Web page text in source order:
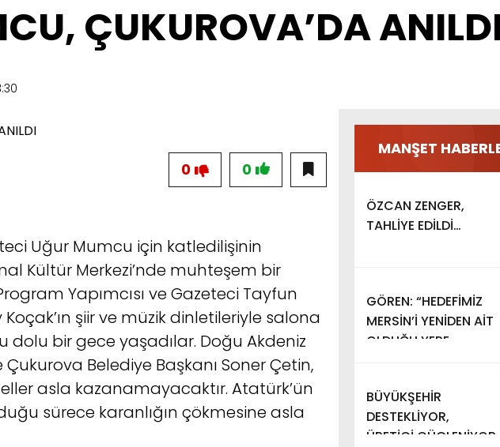
ÇUKUROVA’DA
MANŞET
ÖZCAN ZENGER,
TAHLİYE EDİLDİ…
GÖREN: “HEDEFİMİZ
MERSİN’İ YENİDEN AİT
OLDUĞU YERE
BÜYÜKŞEHİR
DESTEKLİYOR,
ÜRETİCİ GÜÇLENİYOR
0
0
Uğur Mumcu için katledilişinin
Kültür Merkezi’nde muhteşem bir
Yapımcısı ve Gazeteci Tayfun
şiir ve müzik dinletileriyle salona
bir gece yaşadılar. Doğu Akdeniz
Çukurova Belediye Başkanı Soner Çetin,
asla kazanamayacaktır. Atatürk’ün
sürece karanlığın çökmesine asla